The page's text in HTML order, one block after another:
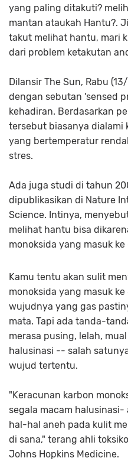
yang paling ditakuti?
mantan ataukah Hantu?.
takut melihat hantu, mari
dari problem ketakutan
Dilansir The Sun, Rabu
dengan sebutan 'sensed
kehadiran. Berdasarkan
tersebut biasanya dialami
yang bertemperatur
stres.
Ada juga studi di tahun
dipublikasikan di Nature
Science. Intinya,
melihat hantu bisa
monoksida yang masuk ke
Kamu tentu akan sulit
monoksida yang masuk
wujudnya yang gas
mata. Tapi ada tanda-
merasa pusing, lelah,
halusinasi -- salah
wujud tertentu.
"Keracunan karbon
segala macam halusinasi-
hal-hal aneh pada kulit
di sana," terang ahli
Johns Hopkins Medicine.